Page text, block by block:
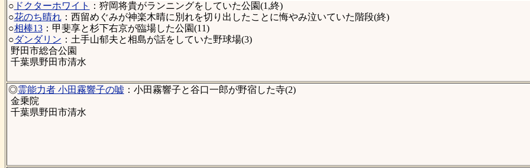
○ ドクターホワイト
：狩岡将貴がランニングをしていた公園(1,終)
○花のち晴れ：西留めぐみが神楽木晴に別れを切り出したことに悔やみ泣いていた階段(終)
○相棒13：甲斐享と杉下右京が臨場した公園(11)
○ダンダリン ：土手山郁夫と相島が話をしていた野球場(3)
野田市総合公園
千葉県野田市清水
◎霊能力者 小田霧響子の嘘 ：小田霧響子と谷口一郎が野宿した寺(2)
金乗院
千葉県野田市清水